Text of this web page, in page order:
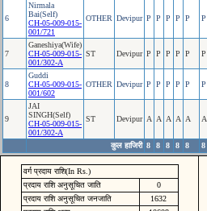
6
Nirmala
Bai(Self)
CH-05-009-015-
001/721
OTHER Devipur P P P P P P
7
Ganeshiya(Wife)
CH-05-009-015-
001/302-A
ST Devipur P P P P P P
8
Guddi
CH-05-009-015-
001/602
OTHER Devipur P P P P P P
9
JAI
SINGH(Self)
CH-05-009-015-
001/302-A
ST Devipur A A A A A A
कुल हाजिरी 8 8 8 8 8 8
वर्ग प्रदाय राशि(In Rs.)
प्रदाय राशि अनुसूचित जाति
0
प्रदाय राशि अनुसूचित जनजाति
1632